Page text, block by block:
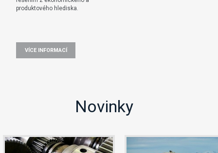
produktového hlediska.
VÍCE INFORMACÍ
Novinky